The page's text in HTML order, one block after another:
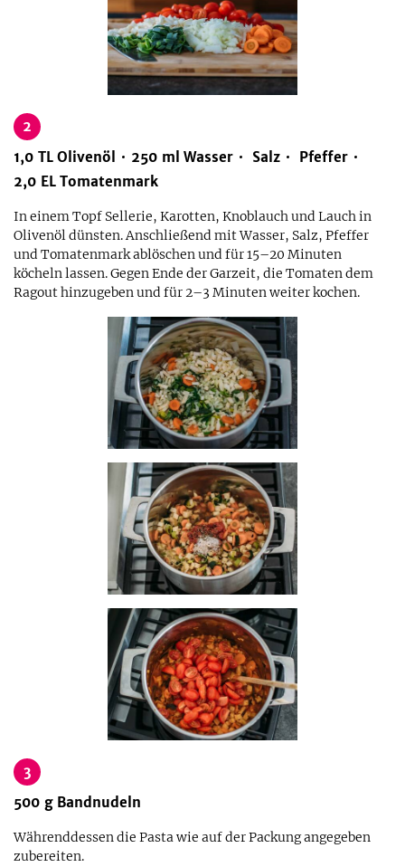
2
1,0 TL Olivenöl 250 ml Wasser Salz
Pfeffer
2,0 EL Tomatenmark
In einem Topf Sellerie, Karotten, Knoblauch und Lauch in
Olivenöl dünsten. Anschließend mit Wasser, Salz, Pfeffer
und Tomatenmark ablöschen und für 15–20 Minuten
köcheln lassen. Gegen Ende der Garzeit, die Tomaten dem
Ragout hinzugeben und für 2–3 Minuten weiter kochen.
3
500 g Bandnudeln
Währenddessen die Pasta wie auf der Packung angegeben
zubereiten.